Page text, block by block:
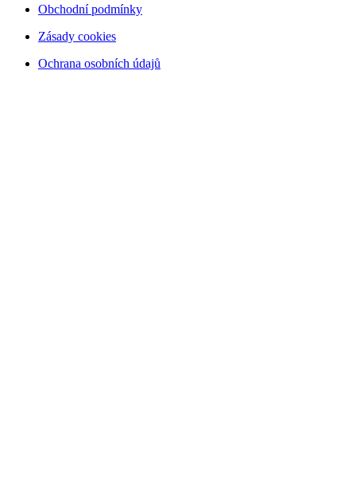
Obchodní podmínky
Zásady cookies
Ochrana osobních údajů